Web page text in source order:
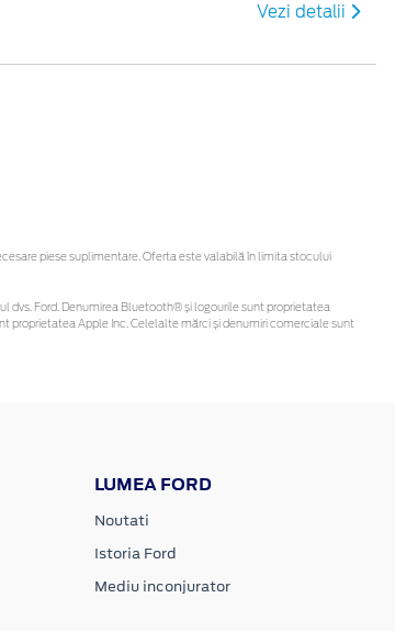
Vezi detalii
piese suplimentare. Oferta este valabilă în limita stocului
dvs. Ford. Denumirea Bluetooth® și logourile sunt proprietatea
proprietatea Apple Inc. Celelalte mărci și denumiri comerciale sunt
LUMEA FORD
Noutati
Istoria Ford
Mediu inconjurator